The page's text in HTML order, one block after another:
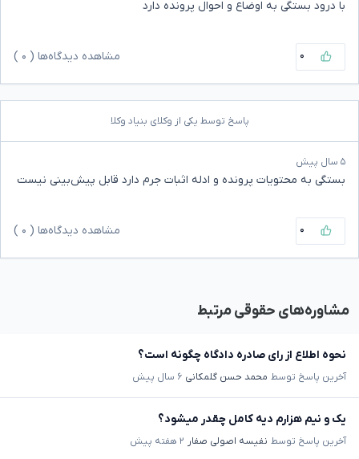
با درود بستگی به اوضاع و احوال پرونده دارد
۰ مشاهده دیدگاه‌ها ( ۰
پاسخ توسط یکی از وکلای بنیاد وکلا
۵ سال پیش
بستگی به محتویات پرونده و ادله اثبات جرم دارد قابل پیش‌بینی نیست
۰ مشاهده دیدگاه‌ها ( ۰
مشاوره‌های حقوقی مرتبط
نحوه اطلاع از رای صادره دادگاه چگونه است؟
آخرین پاسخ توسط محمد حسن گلمکانی ۶ سال پیش
یک و نیم هزارم دیه کامل چقدر میشود؟
آخرین پاسخ توسط نفیسه اصولی صفار ۲ هفته پیش